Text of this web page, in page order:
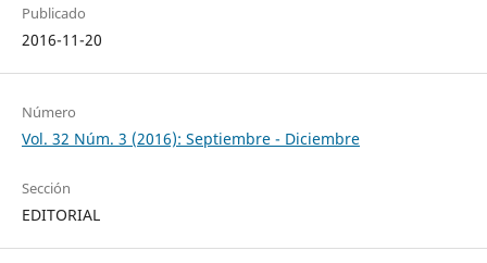
Publicado
2016-11-20
Número
Vol. 32 Núm. 3 (2016): Septiembre - Diciembre
Sección
EDITORIAL